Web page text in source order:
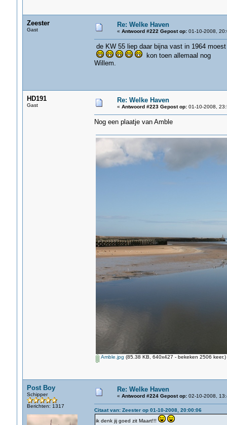
Zeester
Gast
Re: Welke Haven
« Antwoord #222 Gepost op:01-10-2008,
de KW 55 liep daar bijna vast in 1964
kon toen allemaal nog
Willem.
HD191
Gast
Re: Welke Haven
« Antwoord #223 Gepost op:01-10-2008,
Nog een plaatje van Amble
Amble.jpg (85.38 KB, 640x427 - bekeken 2506 keer.)
Post Boy
Schipper
Berichten: 1317
Re: Welke Haven
« Antwoord #224 Gepost op:02-10-2008,
Citaat van: Zeester op 01-10-2008, 20:00:06
ik denk jij goed zit Maart!!!